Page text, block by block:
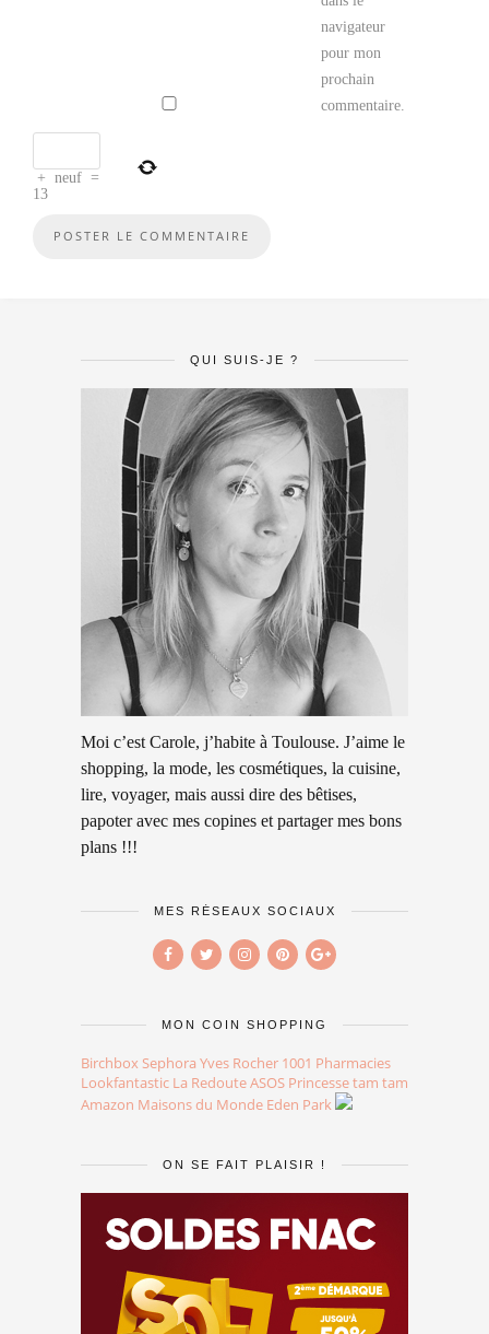
navigateur
pour mon
prochain
commentaire.
+ neuf =
13
QUI SUIS-JE ?
Moi c’est Carole, j’habite à Toulouse. J’aime le
shopping, la mode, les cosmétiques, la cuisine,
lire, voyager, mais aussi dire des bêtises,
papoter avec mes copines et partager mes bons
plans !!!
MES RÉSEAUX SOCIAUX
MON COIN SHOPPING
Birchbox Sephora Yves Rocher 1001 Pharmacies
Lookfantastic La RedouteASOS Princesse tam tam
Amazon Maisons du Monde Eden Park
ON SE FAIT PLAISIR !